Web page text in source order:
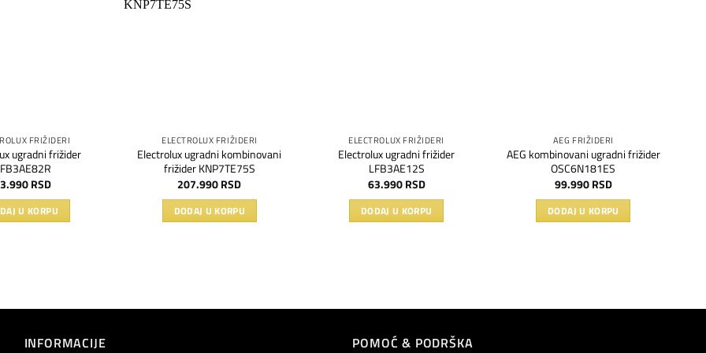
FRIŽIDERI
ugradni frižider
RSD
U KORPU
ELECTROLUX FRIŽIDERI
Electrolux ugradni kombinovani
frižider KNP7TE75S
207.990RSD
DODAJ U KORPU
ELECTROLUX FRIŽIDERI
Electrolux ugradni frižider
LFB3AE12S
63.990RSD
DODAJ U KORPU
AEG FRIŽIDERI
AEG kombinovani ugradni frižider
OSC6N181ES
99.990RSD
DODAJ U KORPU
INFORMACIJE POMOĆ & PODRŠKA